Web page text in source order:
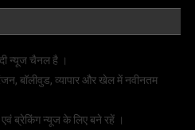
न्‍यूज चैनल है ।
बॉलीवुड, व्यापार और खेल में नवीनतम
ब्रेकिंग न्यूज के लिए बने रहें ।